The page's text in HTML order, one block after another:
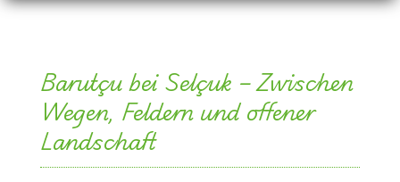
Barutçu bei Selçuk – Zwischen
Wegen, Feldern und offener
Landschaft